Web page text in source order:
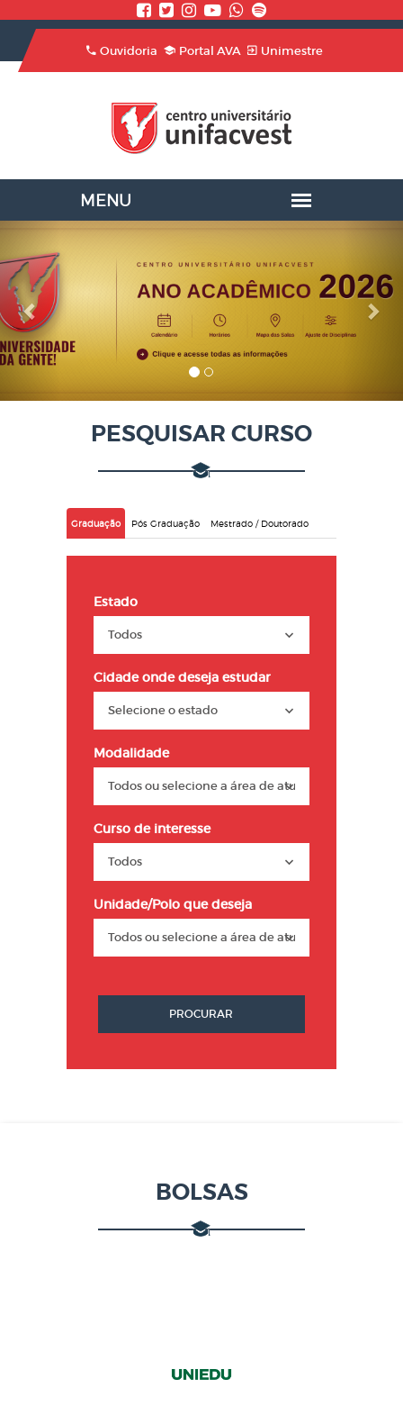
Ouvidoria Portal AVA Unimestre
Previous
PESQUISAR CURSO
Graduação Pós Graduação Mestrado / Doutorado
Estado
Cidade onde deseja estudar
Modalidade
Curso de interesse
Unidade/Polo que deseja
PROCURAR
BOLSAS